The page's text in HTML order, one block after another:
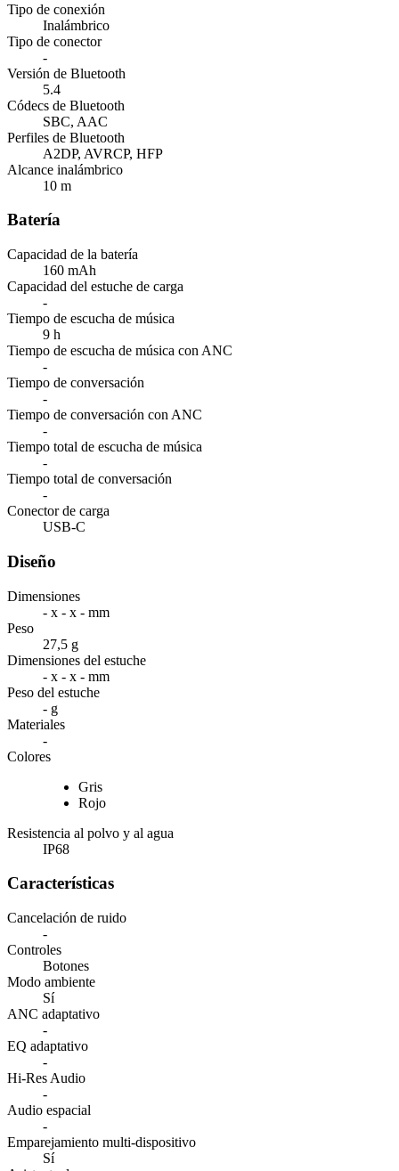
Tipo de conexión
Inalámbrico
Tipo de conector
-
Versión de Bluetooth
5.4
Códecs de Bluetooth
SBC, AAC
Perfiles de Bluetooth
A2DP, AVRCP, HFP
Alcance inalámbrico
10 m
Batería
Capacidad de la batería
160 mAh
Capacidad del estuche de carga
-
Tiempo de escucha de música
9 h
Tiempo de escucha de música con ANC
-
Tiempo de conversación
-
Tiempo de conversación con ANC
-
Tiempo total de escucha de música
-
Tiempo total de conversación
-
Conector de carga
USB-C
Diseño
Dimensiones
- x - x - mm
Peso
27,5 g
Dimensiones del estuche
- x - x - mm
Peso del estuche
- g
Materiales
-
Colores
Gris
Rojo
Resistencia al polvo y al agua
IP68
Características
Cancelación de ruido
-
Controles
Botones
Modo ambiente
Sí
ANC adaptativo
-
EQ adaptativo
-
Hi-Res Audio
-
Audio espacial
-
Emparejamiento multi-dispositivo
Sí